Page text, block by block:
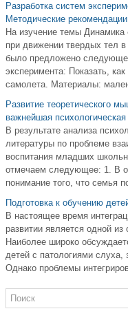
Разработка систем
Методические
На изучение темы
при движении твердых тел
было предложено
эксперимента: Показать,
самолета. Материалы:
Развитие теоретического
важнейшая
В результате анализа
литературы по проблеме
воспитания младших
отмечаем следующее: 1. В
понимание того, что семья
Подготовка к обучению
В настоящее время
развитии является одной
Наиболее широко
детей с патологиями слуха,
Однако проблемы